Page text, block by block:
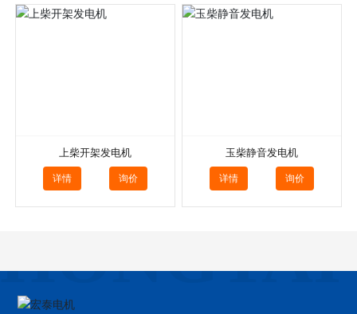
上柴开架发电机
详情 询价
玉柴静音发电机
详情 询价